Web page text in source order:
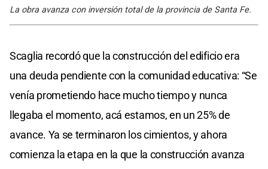
La obra avanza con inversión total de la provincia de Santa Fe.
Scaglia recordó que la construcción del edificio era
una deuda pendiente con la comunidad educativa: “Se
venía prometiendo hace mucho tiempo y nunca
llegaba el momento, acá estamos, en un 25% de
avance. Ya se terminaron los cimientos, y ahora
comienza la etapa en la que la construcción avanza